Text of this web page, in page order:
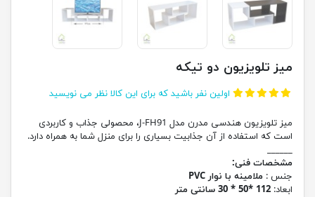
میز تلویزیون دو تیکه
اولین نفر باشید که برای این کالا نظر می نویسید
میز تلویزیون هندسی مدرن مدل J-FH91، محصولی جذاب و کاربردی
است که استفاده از آن جذابیت بسیاری را برای منزل شما به همراه دارد.
______
مشخصات فنی:
جنس : ملامینه با نوار PVC
ابعاد: 112 *50 * 30 سانتی متر